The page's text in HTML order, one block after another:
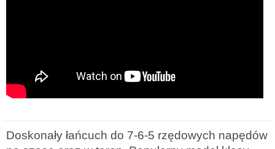
Doskonały łańcuch do 7-6-5 rzędowych napędów